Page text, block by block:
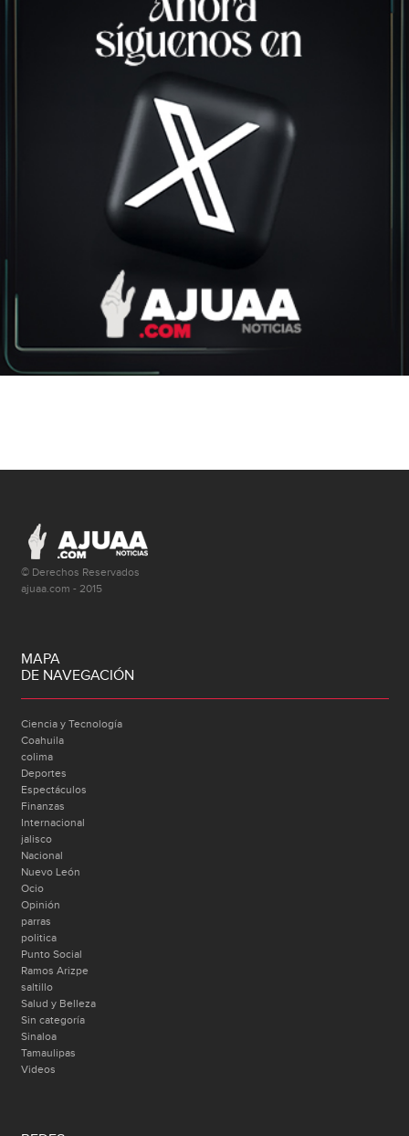
© Derechos Reservados
ajuaa.com - 2015
MAPA
DE NAVEGACIÓN
Ciencia y Tecnología
Coahuila
colima
Deportes
Espectáculos
Finanzas
Internacional
jalisco
Nacional
Nuevo León
Ocio
Opinión
parras
politica
Punto Social
Ramos Arizpe
saltillo
Salud y Belleza
Sin categoría
Sinaloa
Tamaulipas
Videos